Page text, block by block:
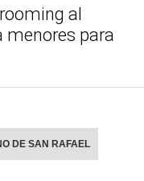
al
menores para
DE SAN RAFAEL